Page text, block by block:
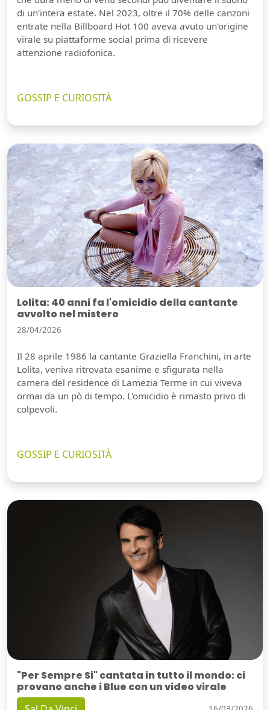
di un'intera estate. Nel 2023, oltre il 70% delle canzoni
entrate nella Billboard Hot 100 aveva avuto un'origine
virale su piattaforme social prima di ricevere
attenzione radiofonica.
GOSSIP E CURIOSITÀ
Lolita: 40 anni fa l'omicidio della cantante
avvolto nel mistero
28/04/2026
Il 28 aprile 1986 la cantante Graziella Franchini, in arte
Lolita, veniva ritrovata esanime e sfigurata nella
camera del residence di Lamezia Terme in cui viveva
ormai da un pò di tempo. L'omicidio è rimasto privo di
colpevoli.
GOSSIP E CURIOSITÀ
"Per Sempre Si" cantata in tutto il mondo: ci
provano anche i Blue con un video virale